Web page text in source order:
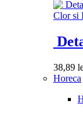
Clor si
38,89
Horeca